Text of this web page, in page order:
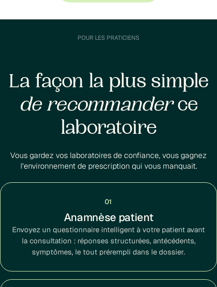
POUR LES PRATICIENS
La façon la plus simple
de recommanderce
laboratoire
Vous gardez vos laboratoires de confiance, vous gagnez
l'environnement de prescription qui vous manquait.
01
Anamnèse patient
Envoyez un questionnaire intelligent à votre patient avant
la consultation : réponses structurées, antécédents,
symptômes, le tout prérempli dans le dossier.